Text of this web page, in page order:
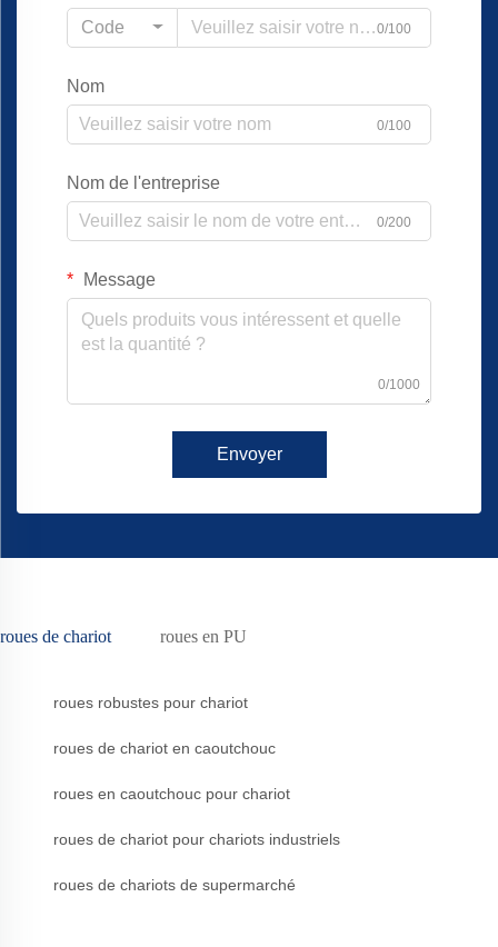
Code
0/100
Nom
0/100
Nom de l'entreprise
0/200
Message
0/1000
Envoyer
roues de chariot roues en PU
roues robustes pour chariot
roues de chariot en caoutchouc
roues en caoutchouc pour chariot
roues de chariot pour chariots industriels
roues de chariots de supermarché